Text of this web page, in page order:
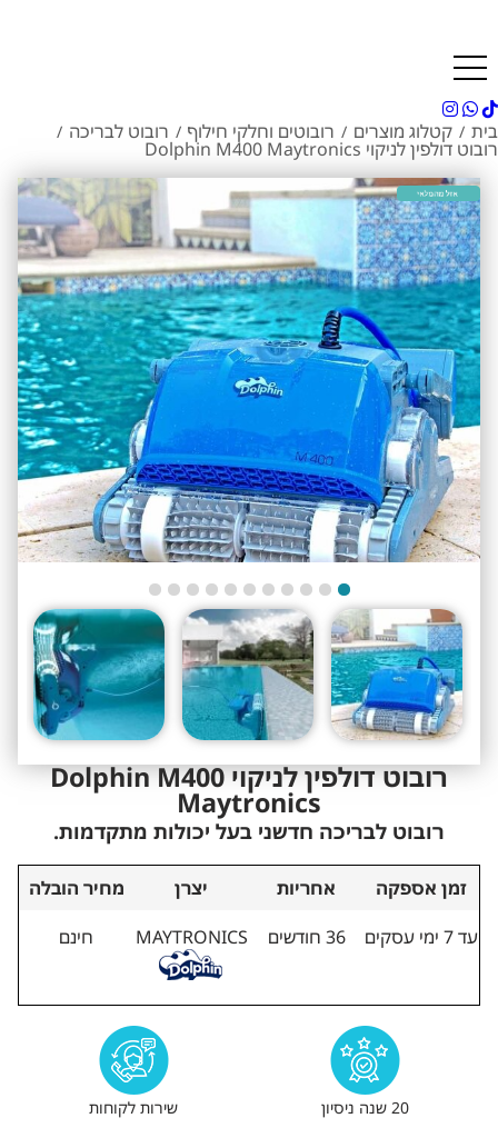
בית / קטלוג מוצרים / רובוטים וחלקי חילוף / רובוט לבריכה /
‏רובוט דולפין לניקוי Dolphin M400 Maytronics
‏רובוט דולפין לניקוי Dolphin M400
Maytronics
רובוט לבריכה חדשני בעל יכולות מתקדמות.
זמן אספקה
עד 7 ימי עסקים
אחריות
36 חודשים
יצרן
MAYTRONICS
מחיר הובלה
חינם
20 שנה ניסיון שירות לקוחות